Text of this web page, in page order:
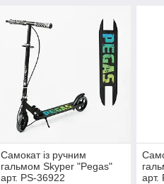
Самокат із ручним
гальмом Skyper "Pegas"
арт. PS-36922
арт.